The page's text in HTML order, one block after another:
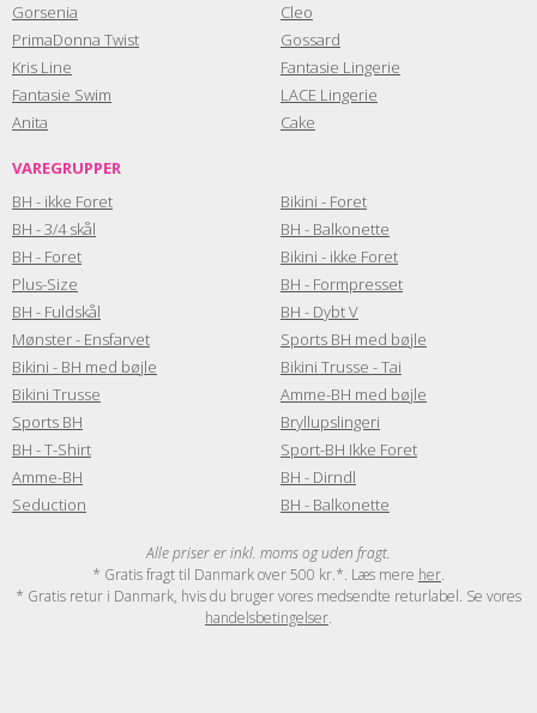
Gorsenia
PrimaDonna Twist
Kris Line
Fantasie Swim
Anita
Cleo
Gossard
Fantasie Lingerie
LACE Lingerie
Cake
VAREGRUPPER
BH - ikke Foret
BH - 3/4 skål
BH - Foret
Plus-Size
BH - Fuldskål
Mønster - Ensfarvet
Bikini - BH med bøjle
Bikini Trusse
Sports BH
BH - T-Shirt
Amme-BH
Seduction
Bikini - Foret
BH - Balkonette
Bikini - ikke Foret
BH - Formpresset
BH - Dybt V
Sports BH med bøjle
Bikini Trusse - Tai
Amme-BH med bøjle
Bryllupslingeri
Sport-BH Ikke Foret
BH - Dirndl
BH - Balkonette
Alle priser er inkl. moms og uden fragt.
* Gratis fragt til Danmark over 500 kr.*. Læs mere her.
* Gratis retur i Danmark, hvis du bruger vores medsendte returlabel. Se vores
handelsbetingelser.